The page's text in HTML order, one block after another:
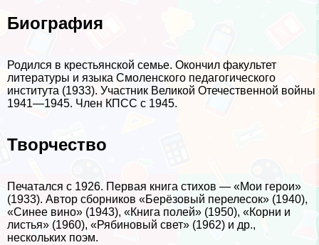
Биография
Родился в крестьянской семье. Окончил факультет
литературы и языка Смоленского педагогического
института (1933). Участник Великой Отечественной войны
1941—1945. Члeн КПСС с 1945.
Творчество
Печатался с 1926. Первая книга стихов — «Мои герои»
(1933). Автор сборников «Берёзовый перелесок» (1940),
«Синее вино» (1943), «Книга полей» (1950), «Корни и
листья» (1960), «Рябиновый свет» (1962) и др.,
нескольких поэм.